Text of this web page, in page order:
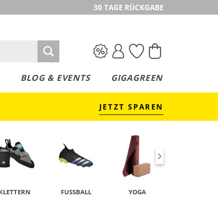
30 TAGE RÜCKGABE
BLOG & EVENTS GIGAGREEN
JETZT SPAREN
FUSSBALL YOGA